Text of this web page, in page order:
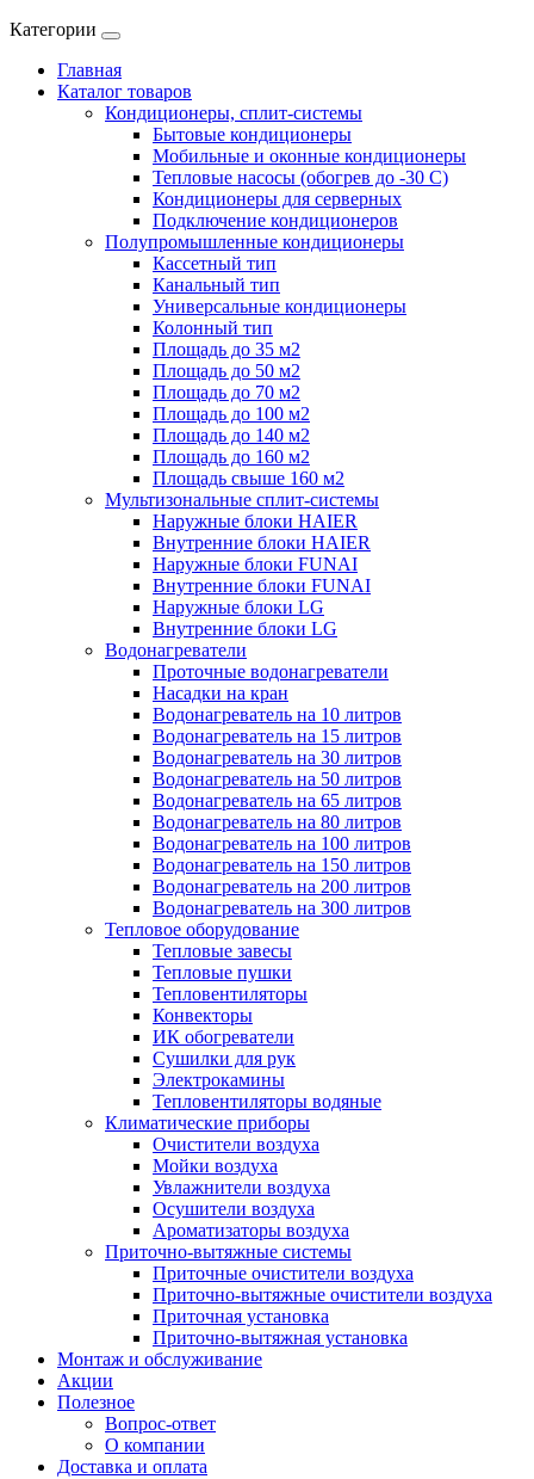
Категории
Главная
Каталог товаров
Кондиционеры, сплит-системы
Бытовые кондиционеры
Мобильные и оконные кондиционеры
Тепловые насосы (обогрев до -30 C)
Кондиционеры для серверных
Подключение кондиционеров
Полупромышленные кондиционеры
Кассетный тип
Канальный тип
Универсальные кондиционеры
Колонный тип
Площадь до 35 м2
Площадь до 50 м2
Площадь до 70 м2
Площадь до 100 м2
Площадь до 140 м2
Площадь до 160 м2
Площадь свыше 160 м2
Мультизональные сплит-системы
Наружные блоки HAIER
Внутренние блоки HAIER
Hаружные блоки FUNAI
Внутренние блоки FUNAI
Наружные блоки LG
Внутренние блоки LG
Водонагреватели
Проточные водонагреватели
Наcадки на кран
Водонагреватель на 10 литров
Водонагреватель на 15 литров
Водонагреватель на 30 литров
Водонагреватель на 50 литров
Водонагреватель на 65 литров
Водонагреватель на 80 литров
Водонагреватель на 100 литров
Водонагреватель на 150 литров
Водонагреватель на 200 литров
Водонагреватель на 300 литров
Тепловое оборудование
Тепловые завесы
Тепловые пушки
Тепловентиляторы
Конвекторы
ИК обогреватели
Сушилки для рук
Электрокамины
Тепловентиляторы водяные
Климатические приборы
Очистители воздуха
Мойки воздуха
Увлажнители воздуха
Осушители воздуха
Ароматизаторы воздуха
Приточно-вытяжные системы
Приточные очистители воздуха
Приточно-вытяжные очистители воздуха
Приточная установка
Приточно-вытяжная установка
Монтаж и обслуживание
Акции
Полезное
Вопрос-ответ
О компании
Доставка и оплата